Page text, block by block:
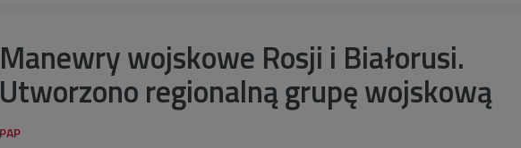
Manewry wojskowe Rosji i Białorusi.
Utworzono regionalną grupę wojskową